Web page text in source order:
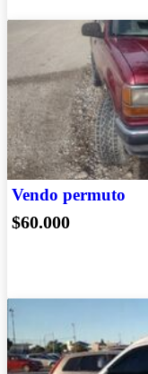
Vendo permuto
$60.000